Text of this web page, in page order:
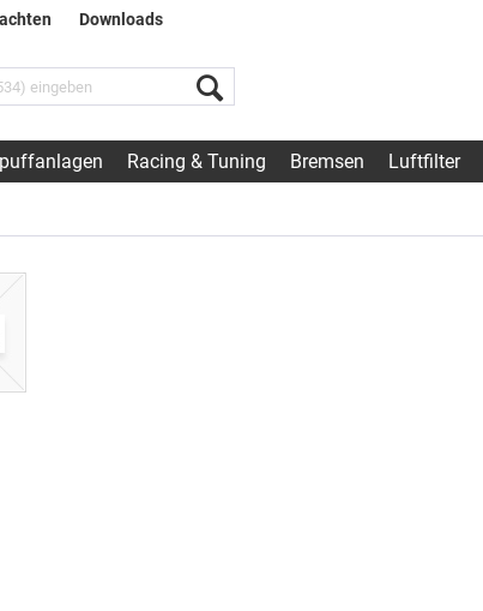
Downloads
Racing & Tuning Bremsen Luftfilter